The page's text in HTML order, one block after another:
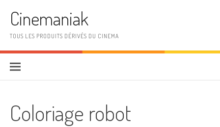
Cinemaniak
TOUS LES PRODUITS DÉRIVÉS DU CINEMA
Coloriage robot